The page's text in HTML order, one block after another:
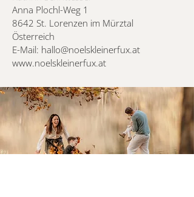
Holz ist ein Naturprodukt. Abweichungen
in der Maserung, Farbe, Gravurhelligkeit
und/oder -tiefe sind naturbedingt und
machen dein Produkt einzigartig. Sie
Anna Plochl-Weg 1
8642 St. Lorenzen im Mürztal
Österreich
E-Mail: hallo@noelskleinerfux.at
www.noelskleinerfux.at